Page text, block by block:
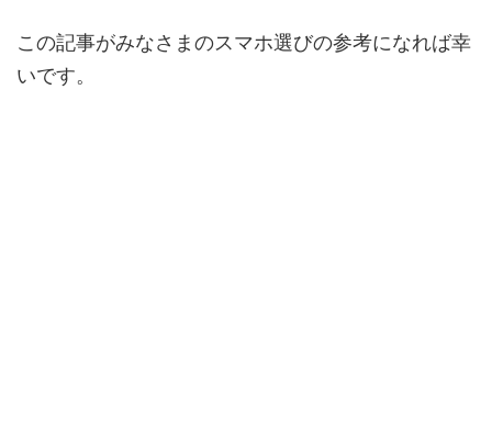
この記事がみなさまのスマホ選びの参考になれば幸
いです。